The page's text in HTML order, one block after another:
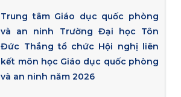
Trung tâm Giáo dục quốc phòng
và an ninh Trường Đại học Tôn
Đức Thắng tổ chức Hội nghị liên
kết môn học Giáo dục quốc phòng
và an ninh năm 2026